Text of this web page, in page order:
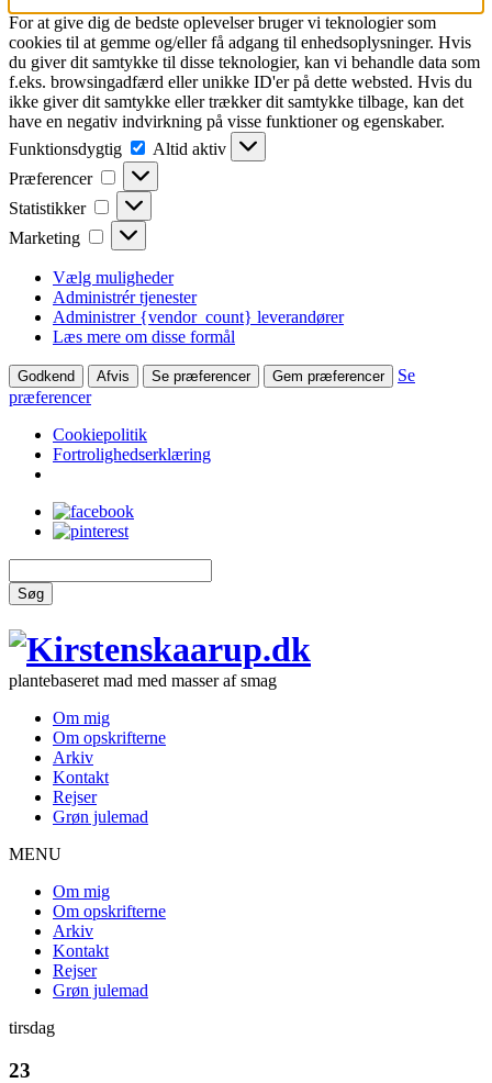
For at give dig de bedste oplevelser bruger vi teknologier som
cookies til at gemme og/eller få adgang til enhedsoplysninger. Hvis
du giver dit samtykke til disse teknologier, kan vi behandle data som
f.eks. browsingadfærd eller unikke ID'er på dette websted. Hvis du
ikke giver dit samtykke eller trækker dit samtykke tilbage, kan det
have en negativ indvirkning på visse funktioner og egenskaber.
Funktionsdygtig
Funktionsdygtig
Altid aktiv
Præferencer
Præferencer
Statistikker Statistikker
Marketing Marketing
Vælg muligheder
Administrér tjenester
Administrer {vendor_count} leverandører
Læs mere om disse formål
Godkend Afvis Se præferencer Gem præferencer
Se
præferencer
Cookiepolitik
Fortrolighedserklæring
Søg
plantebaseret mad med masser af smag
Om mig
Om opskrifterne
Arkiv
Kontakt
Rejser
Grøn julemad
MENU
Om mig
Om opskrifterne
Arkiv
Kontakt
Rejser
Grøn julemad
tirsdag
23